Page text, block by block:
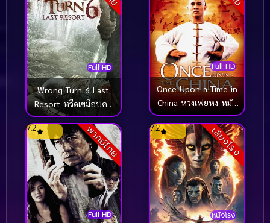
Full HD
Wrong Turn 6 Last
Resort หวีดเขมือบคน
6 รีสอร์ทอำมหิต
(2014)
Full HD
Once Upon a Time in
China หวงเฟยหง หมัด
บินทะลุเหล็ก (1991)
พากย์ไทย
Full HD
7.2 เสียงโรง
หนังโรง
7.2